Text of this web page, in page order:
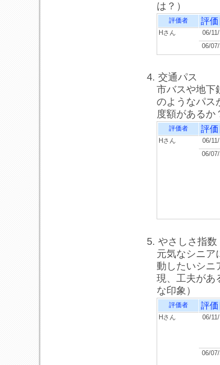
は？）
評価者 評
Hさん
06/
06/
4. 交通パス
市バスや地下
のようなパス
度額があるか
評価者 評
Hさん
06/
06/
5. やさしさ指数
元気なシニア
動したいシニ
現、工夫があ
な印象）
評価者 評
Hさん 06/
06/